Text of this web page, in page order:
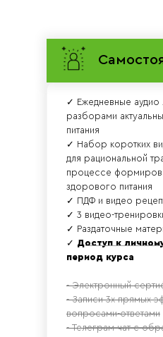
✓ Ежедневные аудио
разборами
питания
✓ Набор коротких
для рациональной
процессе
здорового питания
✓ ПДФ и видео
✓ 3 видео-
✓ Раздаточные
✓ Доступ к
период курса
- Электронный
- Записи 3х прямых
вопросами-ответами
- Телеграм чат с